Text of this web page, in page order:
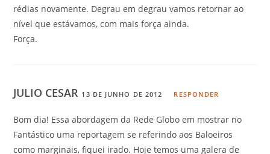
rédias novamente. Degrau em degrau vamos retornar ao
nível que estávamos, com mais força ainda.
Força.
JULIO CESAR 13 DE JUNHO DE 2012 RESPONDER
Bom dia! Essa abordagem da Rede Globo em mostrar no
Fantástico uma reportagem se referindo aos Baloeiros
como marginais, fiquei irado. Hoje temos uma galera de